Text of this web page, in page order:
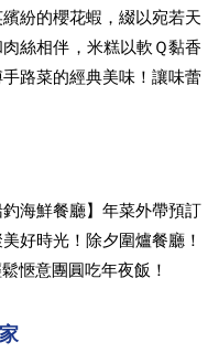
紛的櫻花蝦，綴以宛若天
絲相伴，米糕以軟Ｑ黏香
路菜的經典美味！讓味蕾
海鮮餐廳】年菜外帶預訂
好時光！除夕圍爐餐廳！
愜意團圓吃年夜飯！